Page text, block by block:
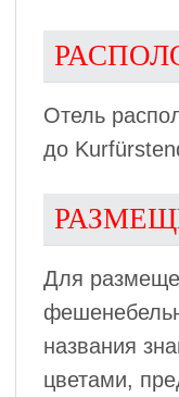
Отель
до
Для
названия
цветами,